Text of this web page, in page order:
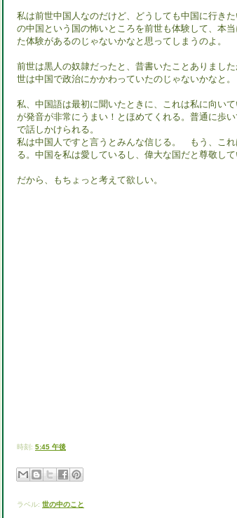
私は前世中国人なのだけど、どうしても中国に行き
の中国という国の怖いところを前世も体験して、本
た体験があるのじゃないかなと思ってしまうのよ。
前世は黒人の奴隷だったと、昔書いたことありまし
世は中国で政治にかかわっていたのじゃないかなと。
私、中国語は最初に聞いたときに、これは私に向い
が発音が非常にうまい！とほめてくれる。普通に歩
で話しかけられる。
私は中国人ですと言うとみんな信じる。 もう、こ
る。中国を私は愛しているし、偉大な国だと尊敬して
だから、もちょっと考えて欲しい。
時刻: 5:45 午後
ラベル: 世の中のこと